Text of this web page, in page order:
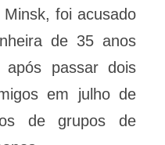
foi acusado
de 35 anos
após passar dois
em julho de
de grupos de